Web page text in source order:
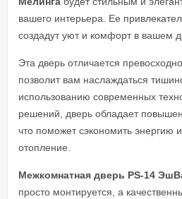
вашего интерьера. Ее
создадут уют и комфорт в вашем
Эта дверь отличается
позволит вам наслаждаться
использованию современных
решений, дверь обладает
что поможет сэкономить энергию
отопление.
Межкомнатная дверь PS-14
просто монтируется, а